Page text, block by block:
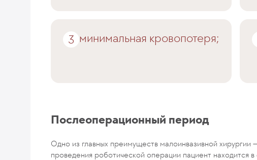
минимальная кровопотеря;
Послеоперационный период
Одно из главных преимуществ малоинвазивной
проведения роботической операции пациент находится